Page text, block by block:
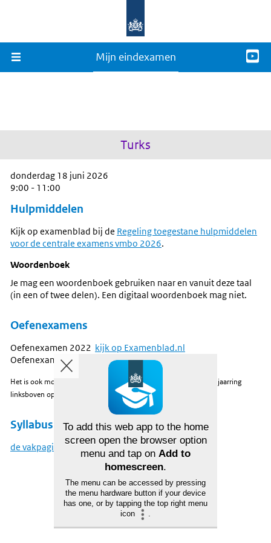
Mijn eindexamen
Turks
donderdag 18 juni 2026
9:00 - 11:00
Hulpmiddelen
Kijk op examenblad bij de Regeling toegestane hulpmiddelen
voor de centrale examens vmbo 2026.
Woordenboek
Je mag een woordenboek gebruiken naar en vanuit deze taal
(in een of twee delen). Een digitaal woordenboek mag niet.
Oefenexamens
Oefenexamen 2022 kijk op Examenblad.nl
Oefenexamen 2024
kijk op Examenblad.nl
Het is ook mogelijk om examens uit andere jaren te kiezen via de jaarring
linksboven op
Syllabus
de vakpagina op examenblad
To add this web app to the home
screen open the browser option
menu and tap on Add to
homescreen.
The menu can be accessed by pressing
the menu hardware button if your device
has one, or by tapping the top right menu
icon
.